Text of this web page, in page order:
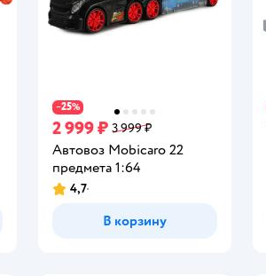
−25%
2 999 ₽ 3 999 ₽
Автовоз Mobicaro 22
предмета 1:64
Рейтинг:
4,7
В корзину